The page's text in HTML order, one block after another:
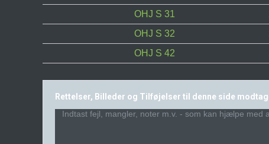
OHJ S 31
OHJ S 32
OHJ S 42
Rettelser, Billeder og Tilføjelser til denne side